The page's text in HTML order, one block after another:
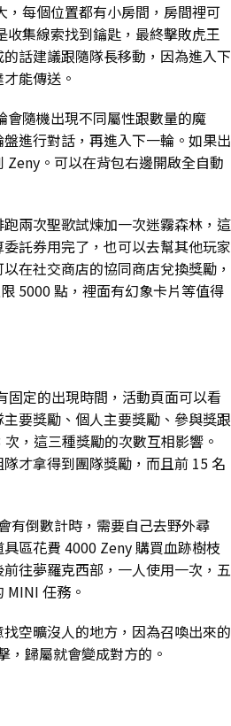
，每個位置都有小房間，房間裡可
收集線索找到鑰匙，最終擊敗虎王
話建議跟隨隊長移動，因為進入下
能傳送。
會隨機出現不同屬性跟數量的魔
進行對話，再進入下一輪。如果出
Zeny。可以在背包右邊開啟全自動
兩次聖歌試煉加一次迷霧森林，這
託券用完了，也可以去幫其他玩家
在社交商店的協同商店兌換獎勵，
5000 點，裡面有幻象卡片等值得
固定的出現時間，活動頁面可以看
要獎勵、個人主要獎勵、參與獎跟
，這三種獎勵的次數互相影響。
才拿得到團隊獎勵，而且前 15 名
有倒數計時，需要自己去野外尋
區花費 4000 Zeny 購買血跡樹枝
往夢羅克西部，一人使用一次，五
MINI 任務。
空曠沒人的地方，因為召喚出來的
，歸屬就會變成對方的。